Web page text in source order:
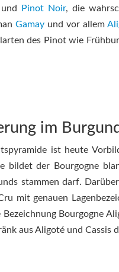
und Pinot Noir, die
Gamayund vor allem
des Pinot wie
im
ist heute
bildet der Bourgogne
stammen darf.
mit genauen
Bourgogne
aus Aligoté und Cassis